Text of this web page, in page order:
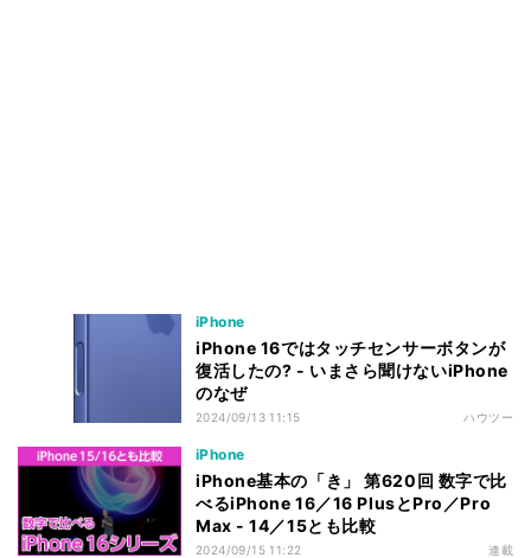
iPhone
iPhone 16ではタッチセンサーボタンが
復活したの? - いまさら聞けないiPhone
のなぜ
2024/09/13 11:15 ハウツー
iPhone
iPhone基本の「き」 第620回 数字で比
べるiPhone 16／16 PlusとPro／Pro
Max - 14／15とも比較
2024/09/15 11:22 連載